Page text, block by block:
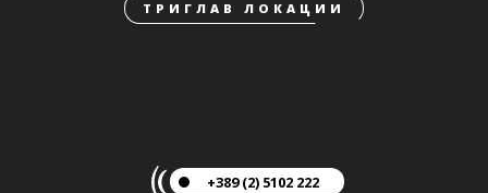
ТРИГЛАВ ЛОКАЦИИ
+389 (2) 5102 222